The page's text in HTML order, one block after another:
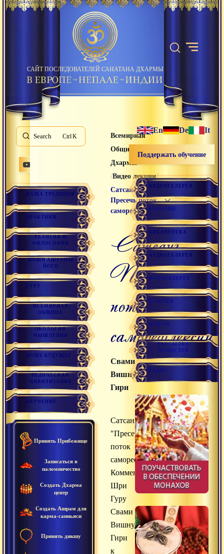
САЙТ ПОСЛЕДОВАТЕЛЕЙ САНАТАНА ДХАРМЫ
Search K
НАША ТРАДИЦИЯ
ПРАКТИКИ
РЕЛИГИЯ И
ФИЛОСОФИЯ
НАШИ АШРАМЫ
ЙОГИ
ГУРУ
ВСЕМИРНАЯ
ОБЩИНА
ЭКОЛОГИЯ
МЫШЛЕНИЯ
НАШЕ БУДУЩЕЕ
ВЕДИЧЕСКАЯ
ЦИВИЛИЗАЦИЯ
ОБУЧЕНИЕ
Принять Прибежище
Записаться в
паломничество
Создать Дхарма
центр
Создать Ашрам для
карма-санньяси
Принять дикшу
Всемирная
Община Санатана
Дхармы
/Видео лекции/
Сатсанг
Пресечь поток
саморефлексии
Сатсанг
Пресечь
поток
саморефлексии
Свами
Вишнудевананда
Гири
Сатсанг
"Пресечь
поток
саморефлексии"
Комментарий
Шри
Гуру
Свами
Вишнудевананда
Гири
к
En De It
Поддержать обучение
ВИДЕОГАЛЕРЕЯ
МАГАЗИН
БИБЛИОТЕКА
АУДИОГАЛЕРЕЯ
ФОТОГАЛЕРЕЯ
ССЫЛКИ
ФОРУМ
РАССЫЛКА
НОВОСТЕЙ
РАДИО